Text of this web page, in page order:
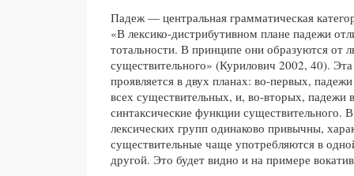
Падеж — центральная грамматическая
«В лексико-дистрибутивном плане падежи
тотальности. В принципе они образуются от
существительного» (Курилович 2002, 40). Эта
проявляется в двух планах: во-первых,
всех существительных, и, во-вторых, падежи
синтаксические функции существительного.
лексических групп одинаково привычны,
существительные чаще употребляются в
другой. Это будет видно и на примере